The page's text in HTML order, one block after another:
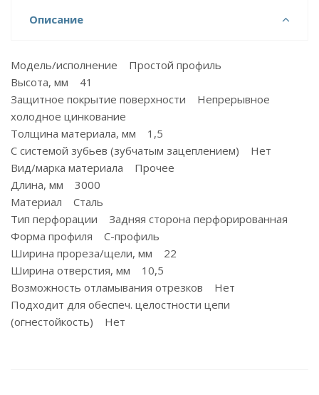
Описание
Модель/исполнение Простой профиль
Высота, мм 41
Защитное покрытие поверхности Непрерывное
холодное цинкование
Толщина материала, мм 1,5
С системой зубьев (зубчатым зацеплением) Нет
Вид/марка материала Прочее
Длина, мм 3000
Материал Сталь
Тип перфорации Задняя сторона перфорированная
Форма профиля С-профиль
Ширина прореза/щели, мм 22
Ширина отверстия, мм 10,5
Возможность отламывания отрезков Нет
Подходит для обеспеч. целостности цепи
(огнестойкость) Нет